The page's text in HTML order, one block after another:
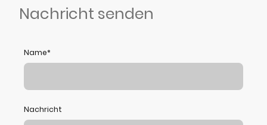
Nachricht senden
Name*
Nachricht